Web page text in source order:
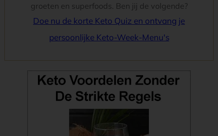
groeten en superfoods. Ben jij de volgende?
Doe nu de korte Keto Quiz en ontvang je
persoonlijke Keto-Week-Menu's